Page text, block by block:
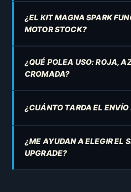
¿EL KIT MAGNA SPARK
MOTOR STOCK?
¿QUÉ POLEA USO: ROJA,
CROMADA?
¿CUÁNTO TARDA EL
¿ME AYUDAN A ELEGIR EL
UPGRADE?